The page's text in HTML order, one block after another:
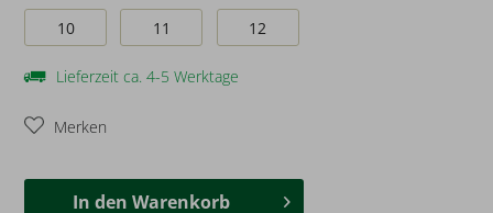
10 11 12
Lieferzeit ca. 4-5 Werktage
Merken
In den Warenkorb